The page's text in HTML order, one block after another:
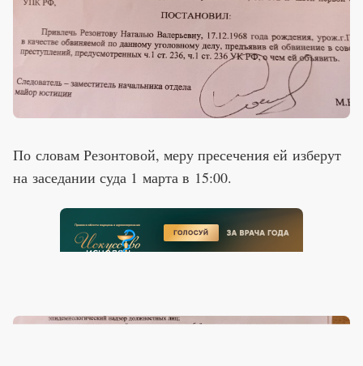
По словам Резонтовой, меру пресечения ей изберут
на заседании суда 1 марта в 15:00.